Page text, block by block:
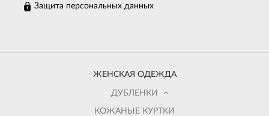
Защита персональных данных
ЖЕНСКАЯ ОДЕЖДА
ДУБЛЕНКИ
КОЖАНЫЕ КУРТКИ